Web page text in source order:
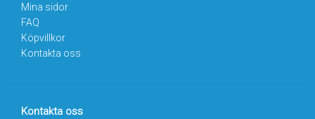
Mina sidor
FAQ
Köpvillkor
Kontakta oss
Kontakta oss